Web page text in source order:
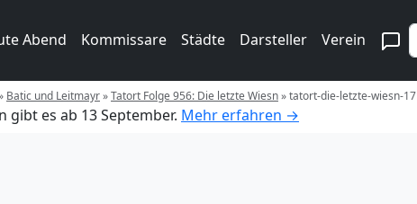
Abend Kommissare Städte Darsteller Verein
Batic und Leitmayr»Tatort Folge 956: Die letzte Wiesn»tatort-die-letzte-wiesn-17
gibt es ab 13 September. Mehr erfahren →